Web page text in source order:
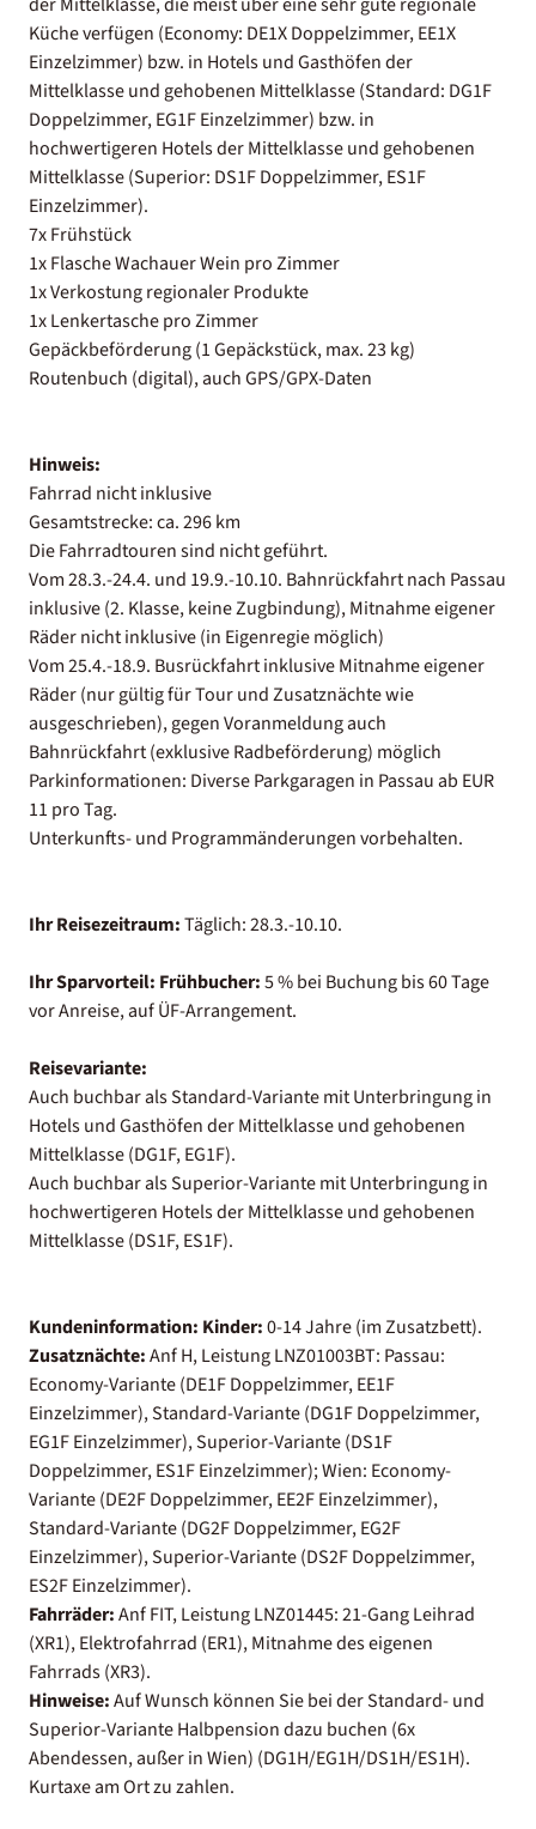
Küche verfügen (Economy: DE1X Doppelzimmer, EE1X
Einzelzimmer) bzw. in Hotels und Gasthöfen der
Mittelklasse und gehobenen Mittelklasse (Standard: DG1F
Doppelzimmer, EG1F Einzelzimmer) bzw. in
hochwertigeren Hotels der Mittelklasse und gehobenen
Mittelklasse (Superior: DS1F Doppelzimmer, ES1F
Einzelzimmer).
7x Frühstück
1x Flasche Wachauer Wein pro Zimmer
1x Verkostung regionaler Produkte
1x Lenkertasche pro Zimmer
Gepäckbeförderung (1 Gepäckstück, max. 23 kg)
Routenbuch (digital), auch GPS/GPX-Daten
Hinweis:
Fahrrad nicht inklusive
Gesamtstrecke: ca. 296 km
Die Fahrradtouren sind nicht geführt.
Vom 28.3.-24.4. und 19.9.-10.10. Bahnrückfahrt nach Passau
inklusive (2. Klasse, keine Zugbindung), Mitnahme eigener
Räder nicht inklusive (in Eigenregie möglich)
Vom 25.4.-18.9. Busrückfahrt inklusive Mitnahme eigener
Räder (nur gültig für Tour und Zusatznächte wie
ausgeschrieben), gegen Voranmeldung auch
Bahnrückfahrt (exklusive Radbeförderung) möglich
Parkinformationen: Diverse Parkgaragen in Passau ab EUR
11 pro Tag.
Unterkunfts- und Programmänderungen vorbehalten.
Ihr Reisezeitraum:Täglich: 28.3.-10.10.
Ihr Sparvorteil: Frühbucher:5 % bei Buchung bis 60 Tage
vor Anreise, auf ÜF-Arrangement.
Reisevariante:
Auch buchbar als Standard-Variante mit Unterbringung in
Hotels und Gasthöfen der Mittelklasse und gehobenen
Mittelklasse (DG1F, EG1F).
Auch buchbar als Superior-Variante mit Unterbringung in
hochwertigeren Hotels der Mittelklasse und gehobenen
Mittelklasse (DS1F, ES1F).
Kundeninformation: Kinder:0-14 Jahre (im Zusatzbett).
Zusatznächte:Anf H, Leistung LNZ01003BT: Passau:
Economy-Variante (DE1F Doppelzimmer, EE1F
Einzelzimmer), Standard-Variante (DG1F Doppelzimmer,
EG1F Einzelzimmer), Superior-Variante (DS1F
Doppelzimmer, ES1F Einzelzimmer); Wien: Economy-
Variante (DE2F Doppelzimmer, EE2F Einzelzimmer),
Standard-Variante (DG2F Doppelzimmer, EG2F
Einzelzimmer), Superior-Variante (DS2F Doppelzimmer,
ES2F Einzelzimmer).
Fahrräder:Anf FIT, Leistung LNZ01445: 21-Gang Leihrad
(XR1), Elektrofahrrad (ER1), Mitnahme des eigenen
Fahrrads (XR3).
Hinweise:Auf Wunsch können Sie bei der Standard- und
Superior-Variante Halbpension dazu buchen (6x
Abendessen, außer in Wien) (DG1H/EG1H/DS1H/ES1H).
Kurtaxe am Ort zu zahlen.